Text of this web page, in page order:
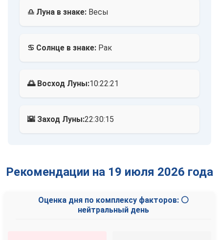
♎ Луна в знаке: Весы
♋ Солнце в знаке: Рак
🌅 Восход Луны:10:22:21
🌇 Заход Луны:22:30:15
Рекомендации на 19 июля 2026 года
Оценка дня по комплексу факторов: ⚪
нейтральный день